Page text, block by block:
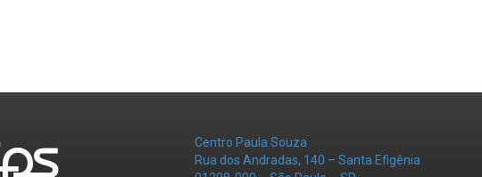
Centro Paula Souza
Rua dos Andradas, 140 – Santa Efigênia